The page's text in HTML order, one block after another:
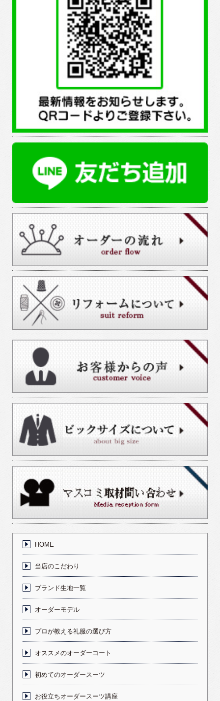
HOME
当店のこだわり
ブランド生地一覧
オーダーモデル
プロが教える礼服の選び方
オススメのオーダーコート
初めてのオーダースーツ
お役立ちオーダースーツ講座